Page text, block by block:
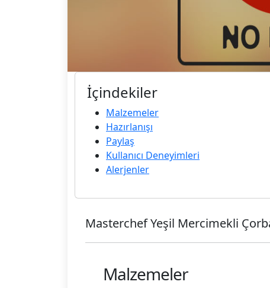
İçindekiler
Malzemeler
Hazırlanışı
Paylaş
Kullanıcı Deneyimleri
Alerjenler
Masterchef Yeşil Mercimekli
Malzemeler